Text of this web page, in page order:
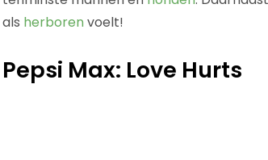
als herboren voelt!
Pepsi Max: Love Hurts